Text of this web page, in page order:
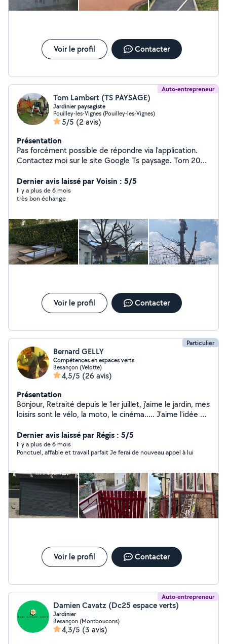
Voir le profil Contacter
Auto-entrepreneur
Tom Lambert (TS PAYSAGE)
Jardinier paysagiste
Pouilley-les-Vignes (Pouilley-les-Vignes)
5/5 (2 avis)
Présentation
Pas forcément possible de répondre via l'application.
Contactez moi sur le site Google Ts paysage. Tom 20
tailler vos haies, arbres, la tonte de vos pelouses ou
encore des créations de massifs. Pose de clôture
Dernier avis laissé par Voisin : 5/5
Il y a plus de 6 mois
très bon échange
Voir le profil Contacter
Particulier
Bernard GELLY
Compétences en espaces verts
Besançon (Velotte)
4,5/5 (26 avis)
Présentation
Bonjour, Retraité depuis le 1er juillet, j'aime le jardin, mes
loisirs sont le vélo, la moto, le cinéma..... J'aime l'idée de
que des personnes puissent m'aider. A Bientôt
Dernier avis laissé par Régis : 5/5
Il y a plus de 6 mois
Ponctuel, affable et travail parfait Je ferai de nouveau appel à lui
Voir le profil Contacter
Auto-entrepreneur
Damien Cavatz (Dc25 espace verts)
Jardinier
Besançon (Montboucons)
4,3/5 (3 avis)